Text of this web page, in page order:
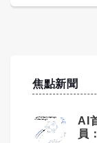
焦點新聞
AI
員